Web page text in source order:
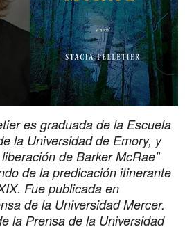
es graduada de la Escuela
la Universidad de Emory, y
de Barker McRae”
de la predicación itinerante
Fue publicada en
de la Universidad Mercer.
la Prensa de la Universidad